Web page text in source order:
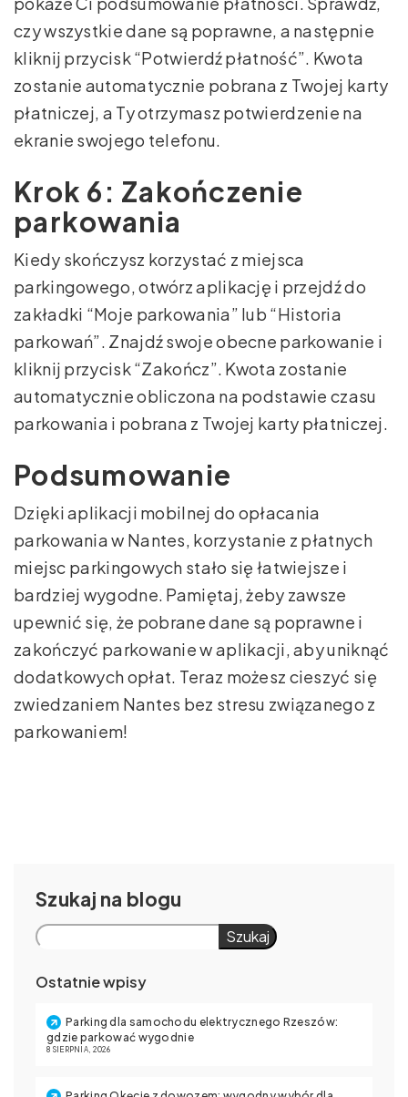
czy wszystkie dane są poprawne, a następnie
kliknij przycisk “Potwierdź płatność”. Kwota
zostanie automatycznie pobrana z Twojej karty
płatniczej, a Ty otrzymasz potwierdzenie na
ekranie swojego telefonu.
Krok 6: Zakończenie
parkowania
Kiedy skończysz korzystać z miejsca
parkingowego, otwórz aplikację i przejdź do
zakładki “Moje parkowania” lub “Historia
parkowań”. Znajdź swoje obecne parkowanie i
kliknij przycisk “Zakończ”. Kwota zostanie
automatycznie obliczona na podstawie czasu
parkowania i pobrana z Twojej karty płatniczej.
Podsumowanie
Dzięki aplikacji mobilnej do opłacania
parkowania w Nantes, korzystanie z płatnych
miejsc parkingowych stało się łatwiejsze i
bardziej wygodne. Pamiętaj, żeby zawsze
upewnić się, że pobrane dane są poprawne i
zakończyć parkowanie w aplikacji, aby uniknąć
dodatkowych opłat. Teraz możesz cieszyć się
zwiedzaniem Nantes bez stresu związanego z
parkowaniem!
Szukaj
Szukaj
Ostatnie wpisy
Parking dla samochodu elektrycznego Rzeszów:
gdzie parkować wygodnie
8 SIERPNIA, 2026